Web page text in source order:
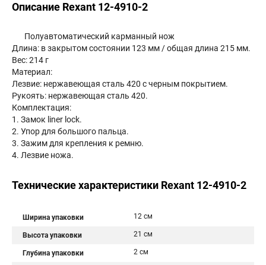
Описание Rexant 12-4910-2
Полуавтоматический карманный нож
Длина: в закрытом состоянии 123 мм / общая длина 215 мм.
Вес: 214 г
Материал:
Лезвие: нержавеющая сталь 420 с черным покрытием.
Рукоять: нержавеющая сталь 420.
Комплектация:
1. Замок liner lock.
2. Упор для большого пальца.
3. Зажим для крепления к ремню.
4. Лезвие ножа.
Технические характеристики Rexant 12-4910-2
Ширина упаковки 12 см
Высота упаковки 21 см
Глубина упаковки 2 см